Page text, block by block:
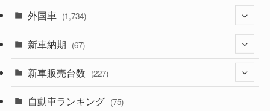
(1,321)
(329)
外国車 (1,734)
(242)
新車納期 (67)
(28)
(8)
新車販売台数 (227)
(21)
自動車ランキング (75)